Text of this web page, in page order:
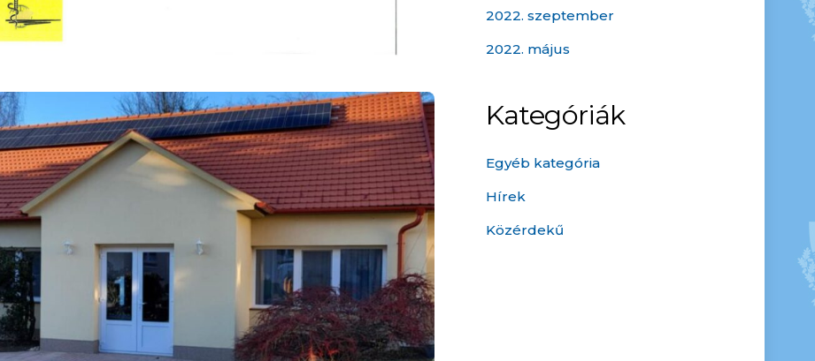
2022. szeptember
2022. május
Kategóriák
Egyéb kategória
Hírek
Közérdekű